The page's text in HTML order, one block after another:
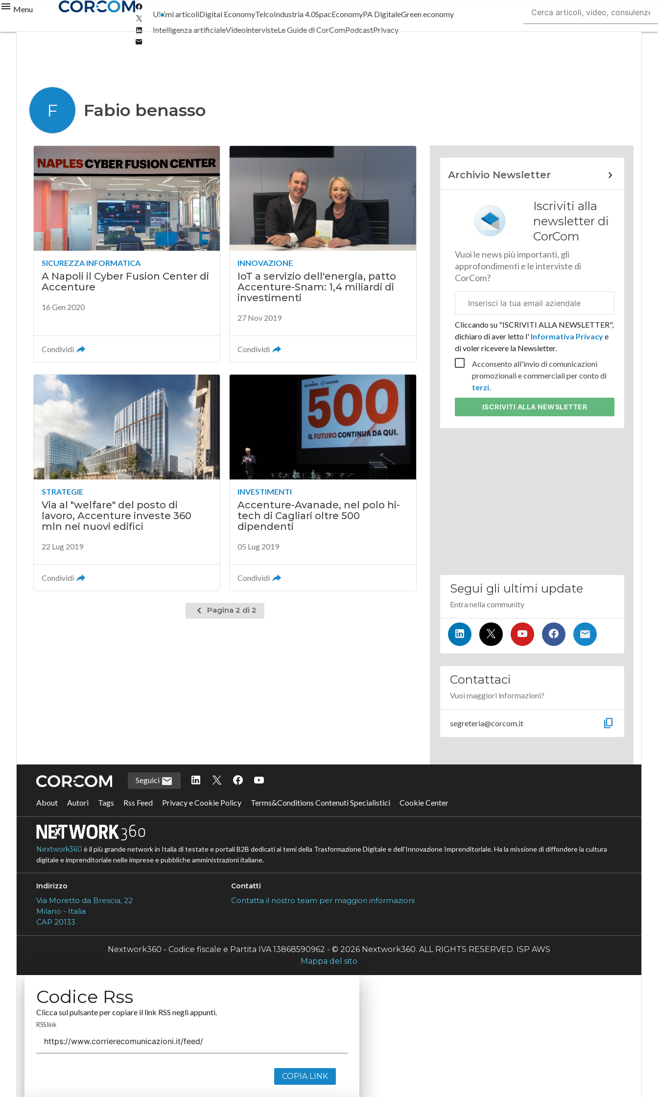
Menu
Twitter
Linkedin
Ultimi articoliDigital EconomyTelcoIndustria 4.0SpacEconomyPA DigitaleGreen economy
Intelligenza artificialeVideointervisteLe Guide di CorComPodcastPrivacy
F Fabio benasso
SICUREZZA INFORMATICA
A Napoli il Cyber Fusion Center di
Accenture
16 Gen 2020
Condividi
INNOVAZIONE
IoT a servizio dell'energia, patto
Accenture-Snam: 1,4 miliardi di
investimenti
27 Nov 2019
Condividi
STRATEGIE
Via al "welfare" del posto di
lavoro, Accenture investe 360
mln nei nuovi edifici
22 Lug 2019
Condividi
INVESTIMENTI
Accenture-Avanade, nel polo hi-
tech di Cagliari oltre 500
dipendenti
05 Lug 2019
Condividi
Pagina
precedente
Pagina 2 di 2
Archivio Newsletter
Iscriviti alla
newsletter di
CorCom
Vuoi le news più importanti, gli
approfondimenti e le interviste di
CorCom?
aziendale
Cliccando su "ISCRIVITI ALLA NEWSLETTER",
dichiaro di aver letto l'Informativa Privacye
di voler ricevere la Newsletter.
Acconsento all'invio di comunicazioni
promozionali e commerciali per conto di
terzi.
ISCRIVITI ALLA NEWSLETTER
Segui gli ultimi update
Entra nella community
Contattaci
Vuoi maggiori informazioni?
segreteria@corcom.it content_copy
Seguici
About Autori Tags Rss Feed Privacy e Cookie Policy Terms&Conditions Contenuti Specialistici Cookie Center
Nextwork360 è il più grande network in Italia di testate e portali B2B dedicati ai temi della Trasformazione Digitale e dell’Innovazione Imprenditoriale. Ha la missione di diffondere la cultura
digitale e imprenditoriale nelle imprese e pubbliche amministrazioni italiane.
Indirizzo
Via Moretto da Brescia, 22
Milano - Italia
CAP 20133
Contatti
Contatta il nostro team per maggiori informazioni
Nextwork360 - Codice fiscale e Partita IVA 13868590962 - © 2026 Nextwork360. ALL RIGHTS RESERVED. ISP AWS
Mappa del sito
Codice Rss
Clicca sul pulsante per copiare il link RSS negli appunti.
RSS link
COPIA LINK